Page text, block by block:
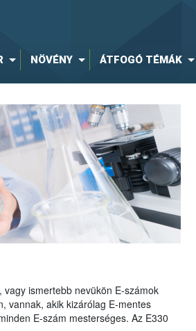
NÖVÉNY ÁTFOGÓ TÉMÁK
ismertebb nevükön E-számok
vannak, akik kizárólag E-mentes
E-szám mesterséges. Az E330